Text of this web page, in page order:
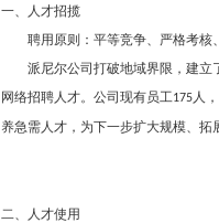
一、人才招揽
聘用原则：平等竞争、严格考核
派尼尔公司打破地域界限，建立了
网络招聘人才。公司现有员工175人
养急需人才，为下一步扩大规模、拓
二、人才使用